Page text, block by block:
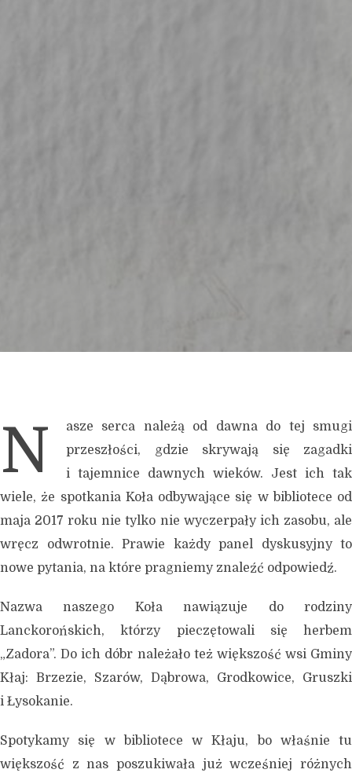
N
asze serca należą od dawna do tej smugi
przeszłości, gdzie skrywają się zagadki
i tajemnice dawnych wieków. Jest ich tak
wiele, że spotkania Koła odbywające się w bibliotece od
maja 2017 roku nie tylko nie wyczerpały ich zasobu, ale
wręcz odwrotnie. Prawie każdy panel dyskusyjny to
nowe pytania, na które pragniemy znaleźć odpowiedź.
Nazwa naszego Koła nawiązuje do rodziny
Lanckorońskich, którzy pieczętowali się herbem
„Zadora”. Do ich dóbr należało też większość wsi Gminy
Kłaj: Brzezie, Szarów, Dąbrowa, Grodkowice, Gruszki
i Łysokanie.
Spotykamy się w bibliotece w Kłaju, bo właśnie tu
większość z nas poszukiwała już wcześniej różnych